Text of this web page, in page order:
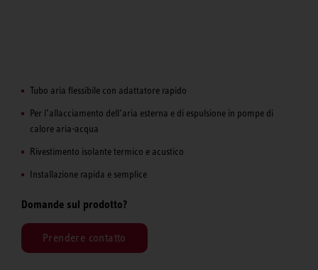
Tubo aria flessibile con adattatore rapido
Per l’allacciamento dell’aria esterna e di espulsione in pompe di
calore aria-acqua
Rivestimento isolante termico e acustico
Installazione rapida e semplice
Domande sul prodotto?
Prendere contatto